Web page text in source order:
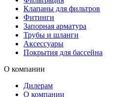
Клапаны для фильтров
Фитинги
Запорная арматура
Трубы и шланги
Аксессуары
Покрытия для бассейна
О компании
Дилерам
О компании